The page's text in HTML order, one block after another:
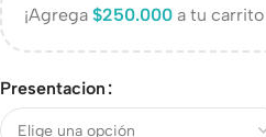
¡Agrega $250.000 a tu
Presentacion